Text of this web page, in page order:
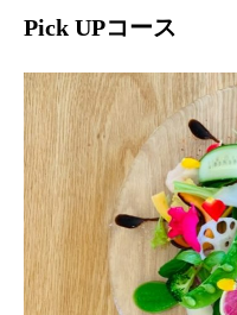
Pick UPコース